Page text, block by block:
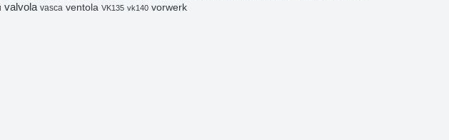
valvola vasca ventola VK135 vk140 vorwerk